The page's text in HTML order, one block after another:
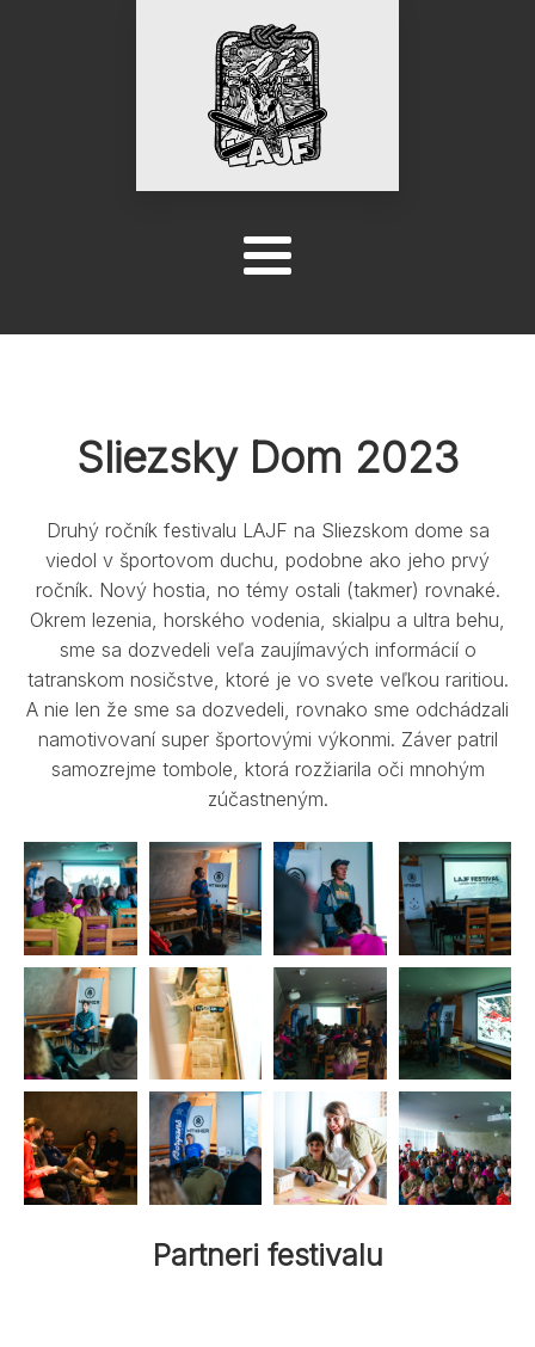
Sliezsky Dom 2023
Druhý ročník festivalu LAJF na Sliezskom dome sa
viedol v športovom duchu, podobne ako jeho prvý
ročník. Nový hostia, no témy ostali (takmer) rovnaké.
Okrem lezenia, horského vodenia, skialpu a ultra behu,
sme sa dozvedeli veľa zaujímavých informácií o
tatranskom nosičstve, ktoré je vo svete veľkou raritiou.
A nie len že sme sa dozvedeli, rovnako sme odchádzali
namotivovaní super športovými výkonmi. Záver patril
samozrejme tombole, ktorá rozžiarila oči mnohým
zúčastneným.
Partneri festivalu